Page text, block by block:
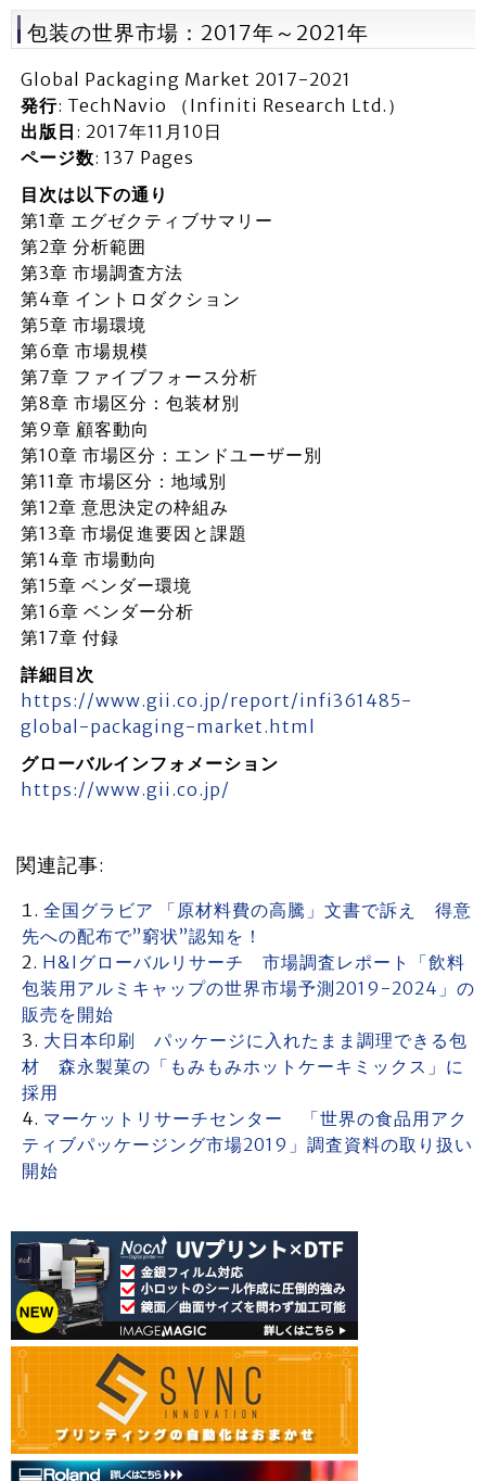
包装の世界市場：2017年～2021年
Global Packaging Market 2017-2021
発行: TechNavio （Infiniti Research Ltd.）
出版日 : 2017年11月10日
ページ数: 137 Pages
目次は以下の通り
第1章 エグゼクティブサマリー
第2章 分析範囲
第3章 市場調査方法
第4章 イントロダクション
第5章 市場環境
第6章 市場規模
第7章 ファイブフォース分析
第8章 市場区分：包装材別
第9章 顧客動向
第10章 市場区分：エンドユーザー別
第11章 市場区分：地域別
第12章 意思決定の枠組み
第13章 市場促進要因と課題
第14章 市場動向
第15章 ベンダー環境
第16章 ベンダー分析
第17章 付録
詳細目次
https://www.gii.co.jp/report/infi361485-
global-packaging-market.html
グローバルインフォメーション
https://www.gii.co.jp/
関連記事:
全国グラビア 「原材料費の高騰」文書で訴え 得意
先への配布で”窮状”認知を！
H&Iグローバルリサーチ 市場調査レポート「飲料
包装用アルミキャップの世界市場予測2019-2024」の
販売を開始
大日本印刷 パッケージに入れたまま調理できる包
材 森永製菓の「もみもみホットケーキミックス」に
採用
マーケットリサーチセンター 「世界の食品用アク
ティブパッケージング市場2019」調査資料の取り扱い
開始